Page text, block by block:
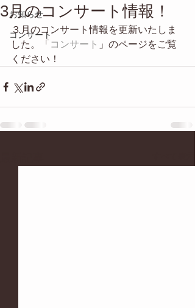
お知らせ
コンサート
3月のコンサート情報！
３月のコンサート情報を更新いたしま
した。「コンサート 」のページをご覧
ください！